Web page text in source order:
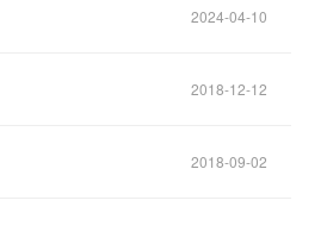
2024-04-10
2018-12-12
2018-09-02